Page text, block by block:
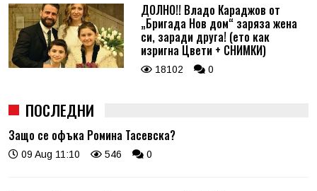
ДОЛНО!! Владо Караджов от
„Бригада Нов дом“ заряза жена
си, заради друга! (ето как
изригна Цвети + СНИМКИ)
18102 0
ПОСЛЕДНИ
Защо се офъка Ромина Тасевска?
09 Aug 11:10 546 0